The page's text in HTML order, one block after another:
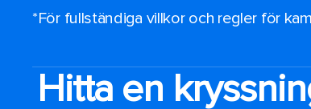
*För fullständiga villkor och regler för
Hitta en